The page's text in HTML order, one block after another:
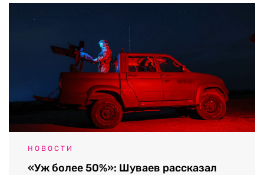
НОВОСТИ
«Уж более 50%»: Шуваев рассказал